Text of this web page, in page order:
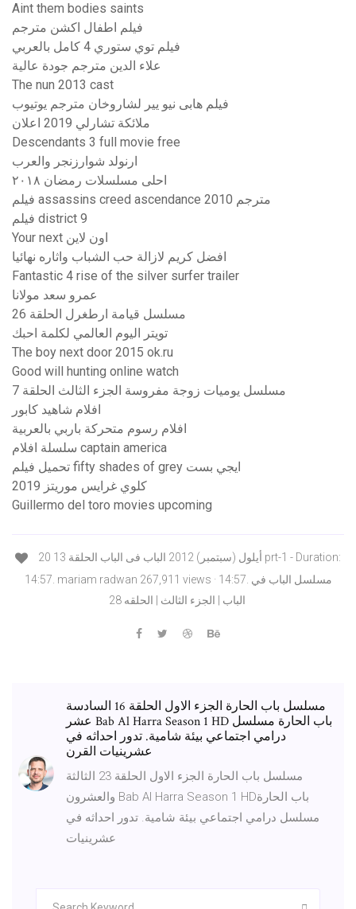
Aint them bodies saints
فيلم اطفال اكشن مترجم
فيلم توي ستوري 4 كامل بالعربي
علاء الدين مترجم جودة عالية
The nun 2013 cast
فيلم هابى نيو يير لشاروخان مترجم يوتيوب
ملائكة تشارلي 2019 اعلان
Descendants 3 full movie free
ارنولد شوارزنجر والعرب
احلى مسلسلات رمضان ٢٠١٨
فيلم assassins creed ascendance 2010 مترجم
فيلم district 9
Your next اون لاين
افضل كريم لازالة حب الشباب واثاره نهائيا
Fantastic 4 rise of the silver surfer trailer
عمرو سعد مولانا
مسلسل قيامة ارطغرل الحلقة 26
تويتر اليوم العالمي لكلمة احبك
The boy next door 2015 ok.ru
Good will hunting online watch
مسلسل يوميات زوجة مفروسة الجزء الثالث الحلقة 7
افلام شاهيد كابور
افلام رسوم متحركة باربي بالعربية
سلسلة افلام captain america
تحميل فيلم fifty shades of grey ايجي بست
كلوي غرايس موريتز 2019
Guillermo del toro movies upcoming
20 أيلول (سبتمبر) 2012 الباب فى الباب الحلقة 13 prt-1 - Duration:
14:57. mariam radwan 267,911 views · 14:57. مسلسل الباب في
مسلسل باب الحارة الجزء الاول الحلقة 16 السادسة
عشر Bab Al Harra Season 1 HD باب الحارة مسلسل
درامي اجتماعي بيئة شامية. تدور احداثه في
عشرينيات القرن
مسلسل باب الحارة الجزء الاول الحلقة 23 الثالثة
والعشرون Bab Al Harra Season 1 HDباب الحارة
مسلسل درامي اجتماعي بيئة شامية. تدور احداثه في
عشرينيات